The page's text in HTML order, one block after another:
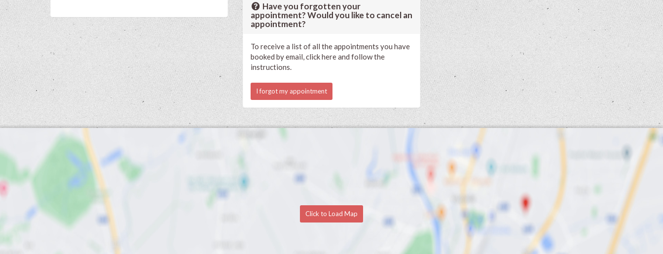
Have you forgotten your
appointment? Would you like to cancel an
appointment?
To receive a list of all the appointments you have
booked by email, click here and follow the
instructions.
I forgot my appointment
Click to Load Map